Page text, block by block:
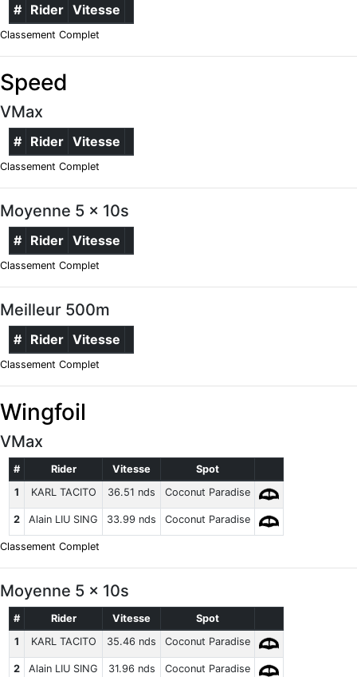
# Rider Vitesse
Classement Complet
Speed
VMax
# Rider Vitesse
Classement Complet
Moyenne 5 x 10s
# Rider Vitesse
Classement Complet
Meilleur 500m
# Rider Vitesse
Classement Complet
Wingfoil
VMax
# Rider Vitesse
Spot
1
KARL TACITO 36.51 nds Coconut Paradise
2 Alain LIU SING 33.99 nds Coconut Paradise
Classement Complet
Moyenne 5 x 10s
# Rider Vitesse
Spot
1
KARL TACITO 35.46 nds Coconut Paradise
2 Alain LIU SING 31.96 nds Coconut Paradise